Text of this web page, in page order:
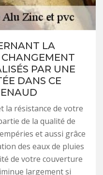
LA
PAR UNE
DANS CE
la résistance de votre
de la qualité de
et aussi grâce
des eaux de pluies
de votre couverture
largement si